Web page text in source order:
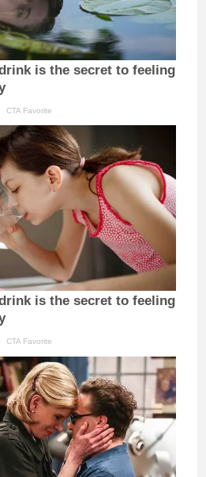
is the secret to feeling
CTA Favorite
is the secret to feeling
CTA Favorite